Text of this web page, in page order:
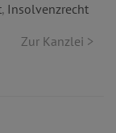
, Insolvenzrecht
Zur Kanzlei >